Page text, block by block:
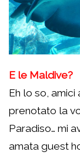
E le Maldive?
Eh lo so,
prenotato la
Paradiso… mi
amata guest